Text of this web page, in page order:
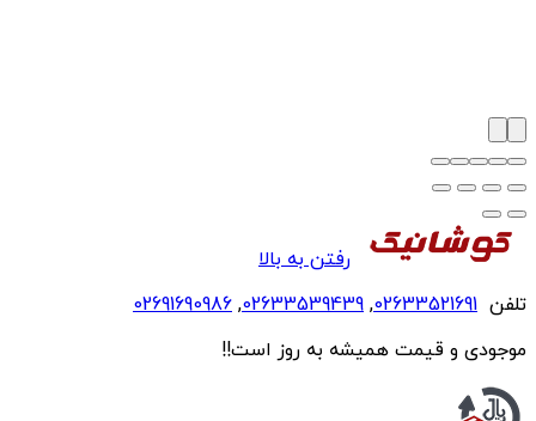
رفتن به بالا
تلفن 02633521691
,
02633539439
,
02691690986
موجودی و قیمت همیشه به روز است!!